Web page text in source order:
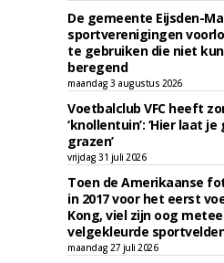
De gemeente Eijsden-
sportverenigingen
te gebruiken die niet
beregend
maandag 3 augustus 2026
Voetbalclub VFC heeft
‘knollentuin’: ‘Hier laat
grazen’
vrijdag 31 juli 2026
Toen de Amerikaanse
in 2017 voor het eerst
Kong, viel zijn oog
velgekleurde
maandag 27 juli 2026